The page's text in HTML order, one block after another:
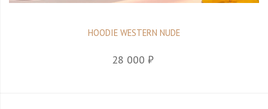
HOODIE WESTERN NUDE
28 000 ₽